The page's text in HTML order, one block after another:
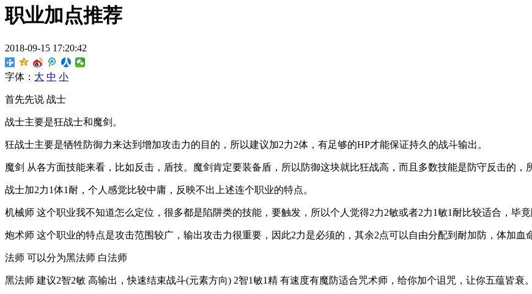
职业加点推荐
2018-09-15 17:20:42
字体： 大 中 小
首先先说 战士
战士主要是狂战士和魔剑。
狂战士主要是牺牲防御力来达到增加攻击力的目的，所以建议加2力2体，有足够的HP才能保证持久的战斗输出。
魔剑 从各方面技能来看，比如反击，盾技。魔剑肯定要装备盾，所以防御这块就比狂战高，而且多数技能是防守反击的，
战士加2力1体1耐，个人感觉比较中庸，反映不出上述连个职业的特点。
机械师 这个职业我不知道怎么定位，很多都是陷阱类的技能，要触发，所以个人觉得2力2敏或者2力1敏1耐比较适合，毕
炮术师 这个职业的特点是攻击范围较广，输出攻击力很重要，因此2力是必须的，其余2点可以自由分配到耐加防，体加血
法师 可以分为黑法师 白法师
黑法师 建议2智2敏 高输出，快速结束战斗(元素方向) 2智1敏1精 有速度有魔防适合咒术师，给你加个诅咒，让你五蕴皆衰